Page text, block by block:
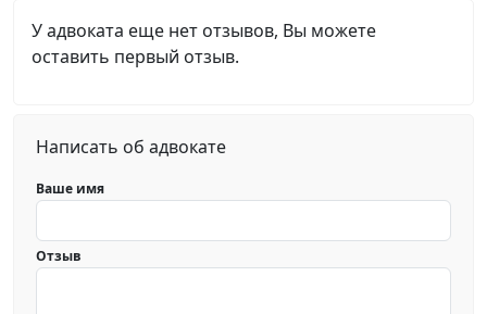
У адвоката еще нет отзывов, Вы можете
оставить первый отзыв.
Написать об адвокате
Ваше имя
Отзыв